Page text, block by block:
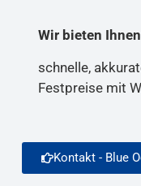
Wir bieten
schnelle,
Festpreise mit
Kontakt - Blue